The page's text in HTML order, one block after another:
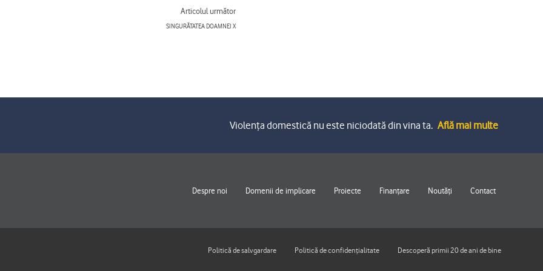
Articolul următor
SINGURĂTATEA DOAMNEI X
Violența domestică nu este niciodată din vina ta. Află mai multe
Despre noi Domenii de implicare Proiecte Finanțare Noutăți Contact
Politică de salvgardare Politică de confidențialitate Descoperă primii 20 de ani de bine